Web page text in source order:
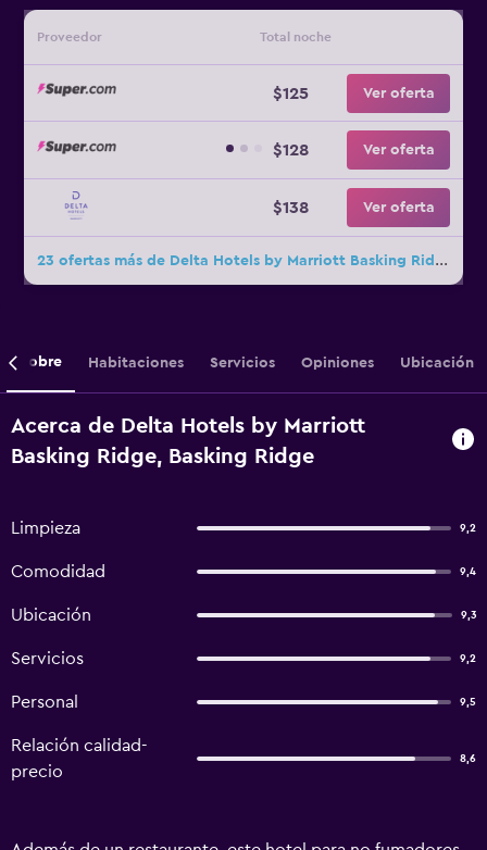
Proveedor Total noche
$125 Ver oferta
$128 Ver oferta
$138 Ver oferta
23 ofertas más de Delta Hotels by Marriott Basking Ridge
Sobre Habitaciones Servicios Opiniones Ubicación
Acerca de Delta Hotels by Marriott
Basking Ridge, Basking Ridge
Limpieza 9,2
Comodidad 9,4
Ubicación 9,3
Servicios 9,2
Personal 9,5
Relación calidad-
precio
8,6